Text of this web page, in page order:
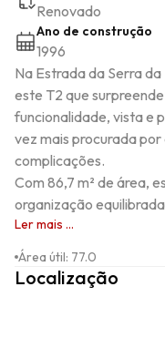
Renovado
Ano de construção
1996
Na Estrada da Serra
este T2 que
funcionalidade, vista e
vez mais procurada
complicações.
Com 86,7 m² de área,
organização
Ler mais ...
Área útil: 77.0
Localização